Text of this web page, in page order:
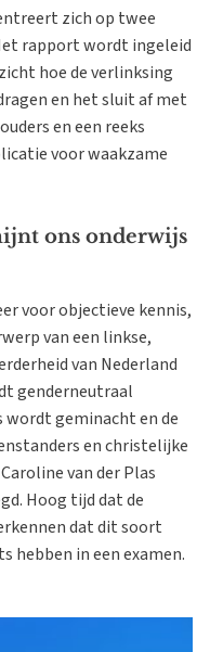
zich op twee
rapport wordt ingeleid
hoe de verlinksing
en het sluit af met
en een reeks
voor waakzame
ons onderwijs
voor objectieve kennis,
van een linkse,
van Nederland
genderneutraal
wordt geminacht en de
en christelijke
van der Plas
Hoog tijd dat de
dat dit soort
hebben in een examen.